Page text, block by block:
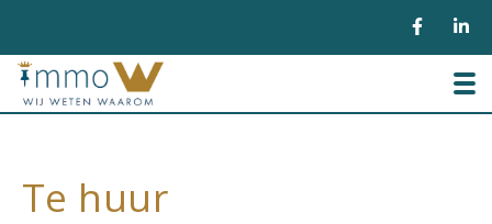
Te huur